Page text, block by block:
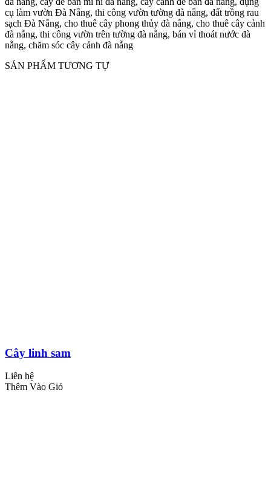
cụ làm vườn Đà Nẵng, thi công vườn tường đà nẵng, đất trồng rau
sạch Đà Nẵng, cho thuê cây phong thủy đà nẵng, cho thuê cây cảnh
đà nẵng, thi công vườn trên tường đà nẵng, bán vỉ thoát nước đà
nẵng, chăm sóc cây cảnh đà nẵng
SẢN PHẨM TƯƠNG TỰ
Cây linh sam
Liên hệ
Thêm Vào Giỏ